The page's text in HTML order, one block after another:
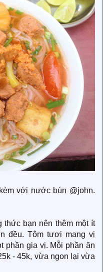
với nước bún @john.
bạn nên thêm một ít
đều. Tôm tươi mang vị
phần gia vị. Mỗi phần ăn
- 45k, vừa ngon lại vừa